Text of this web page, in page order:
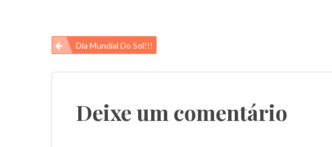
Navegação
de
Dia Mundial Do Sol!!!
Deixe um comentário